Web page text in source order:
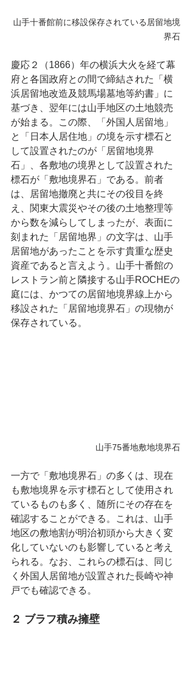
山手十番館前に移設保存されている居留地境
界石
慶応２（1866）年の横浜大火を経て幕
府と各国政府との間で締結された「横
浜居留地改造及競馬場墓地等約書」に
基づき、翌年には山手地区の土地競売
が始まる。この際、「外国人居留地」
と「日本人居住地」の境を示す標石と
して設置されたのが「居留地境界
石」、各敷地の境界として設置された
標石が「敷地境界石」である。前者
は、居留地撤廃と共にその役目を終
え、関東大震災やその後の土地整理等
から数を減らしてしまったが、表面に
刻まれた「居留地界」の文字は、山手
居留地があったことを示す貴重な歴史
資産であると言えよう。山手十番館の
レストラン前と隣接する山手ROCHEの
庭には、かつての居留地境界線上から
移設された「居留地境界石」の現物が
保存されている。
山手75番地敷地境界石
一方で「敷地境界石」の多くは、現在
も敷地境界を示す標石として使用され
ているものも多く、随所にその存在を
確認することができる。これは、山手
地区の敷地割が明治初頭から大きく変
化していないのも影響していると考え
られる。なお、これらの標石は、同じ
く外国人居留地が設置された長崎や神
戸でも確認できる。
２ ブラフ積み擁壁